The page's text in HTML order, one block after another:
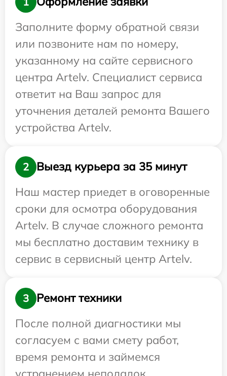
Заполните форму обратной связи
или позвоните нам по номеру,
указанному на сайте сервисного
центра Artelv. Специалист сервиса
ответит на Ваш запрос для
уточнения деталей ремонта Вашего
устройства Artelv.
2
Выезд курьера за 35 минут
Наш мастер приедет в оговоренные
сроки для осмотра оборудования
Artelv. В случае сложного ремонта
мы бесплатно доставим технику в
сервис в сервисный центр Artelv.
3
Ремонт техники
После полной диагностики мы
согласуем с вами смету работ,
время ремонта и займемся